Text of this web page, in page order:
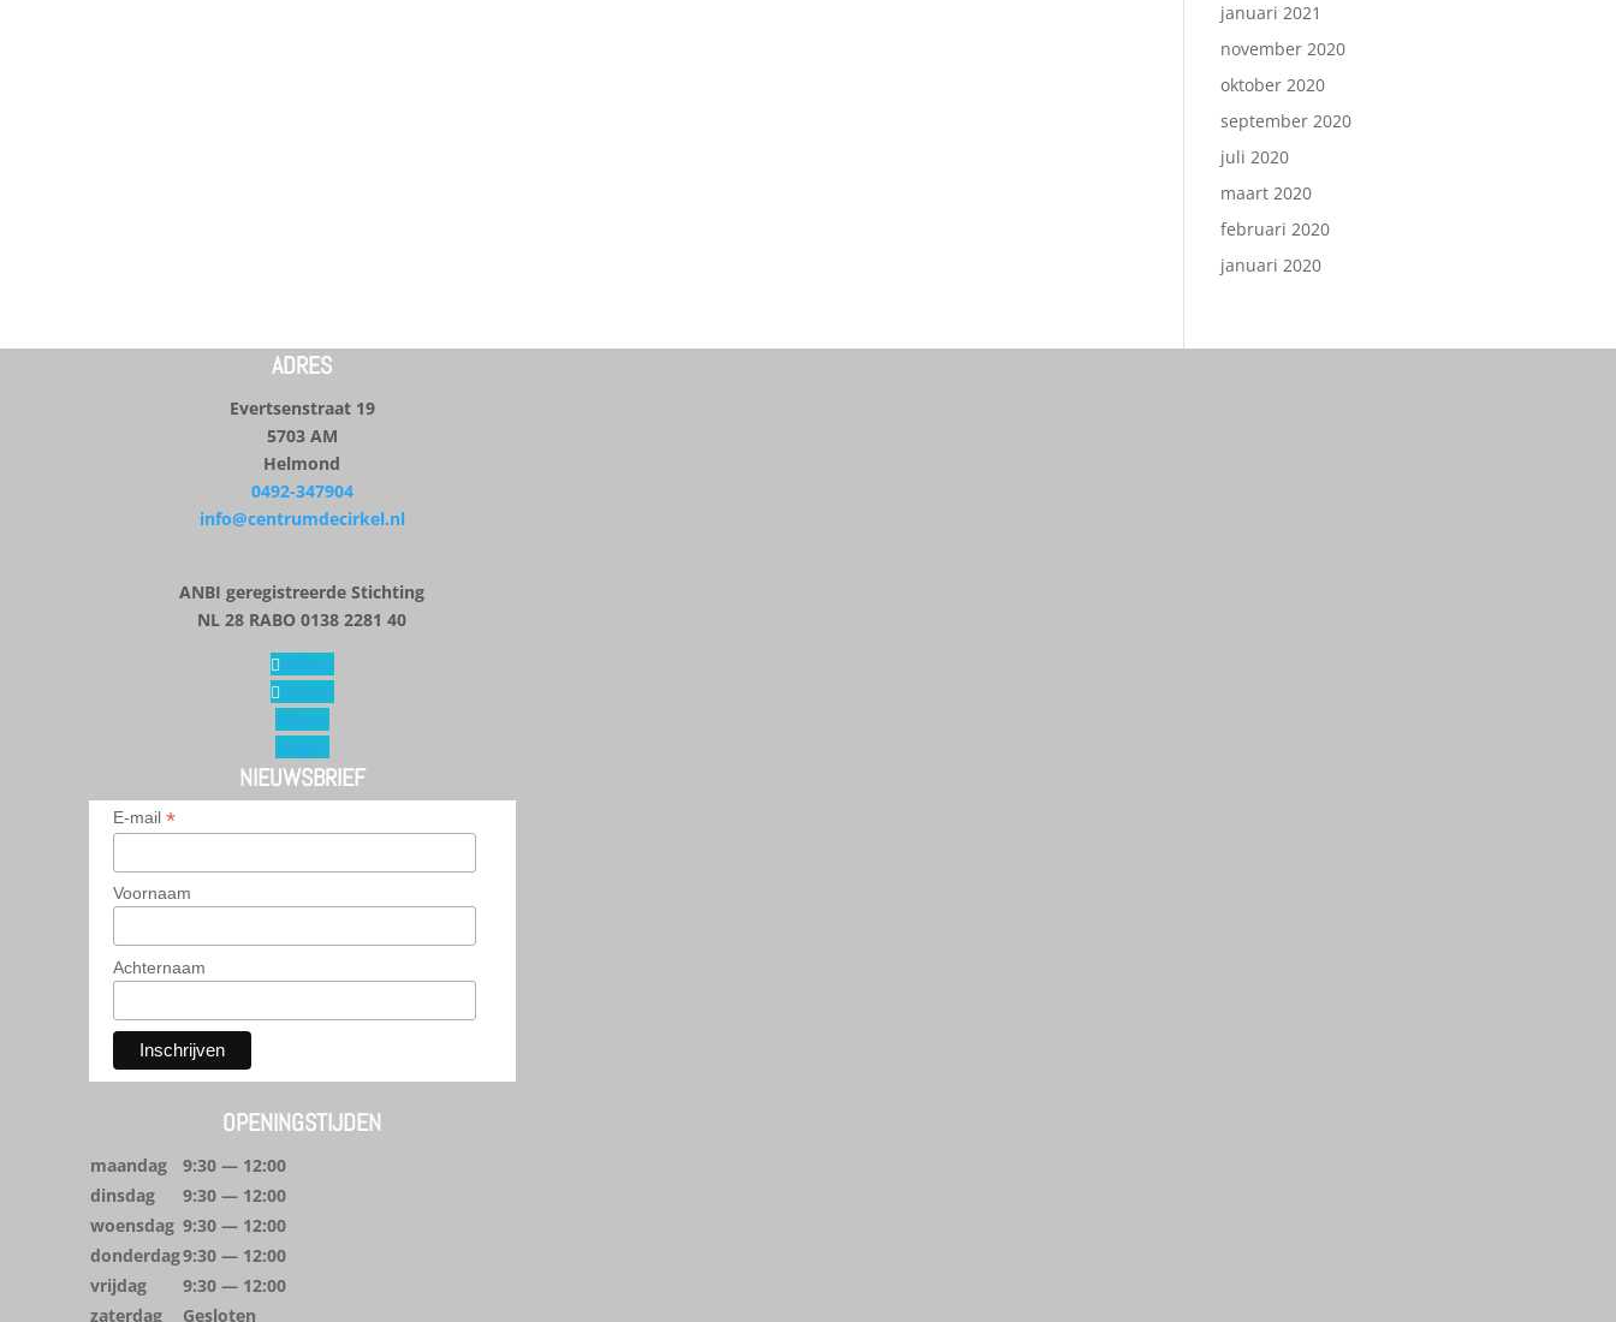
januari 2021
november 2020
oktober 2020
september 2020
juli 2020
maart 2020
februari 2020
januari 2020
ADRES
Evertsenstraat 19
5703 AM
Helmond
0492-347904
info@centrumdecirkel.nl
ANBI geregistreerde Stichting
NL 28 RABO 0138 2281 40
Volgen
Volgen
Volgen
Volgen
NIEUWSBRIEF
E-mail *
Voornaam
Achternaam
OPENINGSTIJDEN
maandag
9:30 — 12:00
dinsdag
9:30 — 12:00
woensdag 9:30 — 12:00
donderdag9:30 — 12:00
vrijdag
9:30 — 12:00
zaterdag
Gesloten